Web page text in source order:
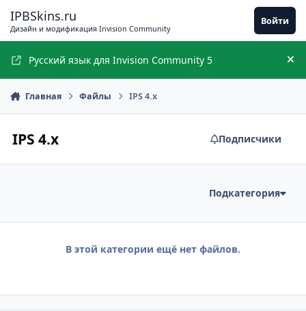
IPBSkins.ru
Дизайн и модификация Invision Community
Войти
Русский язык для Invision Community 5
Главная Файлы IPS 4.x
IPS 4.x Подписчики
Подкатегория
В этой категории ещё нет файлов.